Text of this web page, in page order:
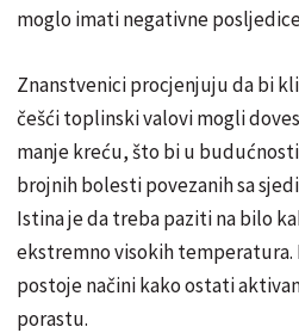
moglo imati negativne
Znanstvenici procjenjuju da bi
češći toplinski valovi mogli
manje kreću, što bi u
brojnih bolesti povezanih sa
Istina je da treba paziti na bilo
ekstremno visokih temperatura.
postoje načini kako ostati
porastu.